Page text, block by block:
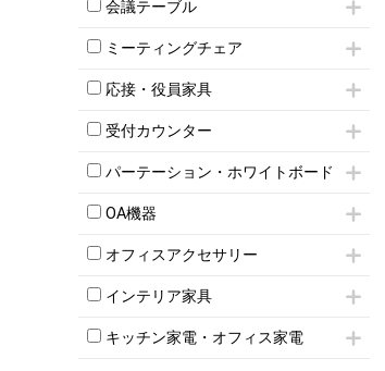
上下連結キャビネット
軽量ラック（スチールラック）
収納家具その他
オープン書庫
両開書庫
引き違い書庫
2人用ロッカー
3人用ロッカー
5人用ロッカー
8人用ロッカー
多人数ロッカー
シリンダー錠ロッカー
ダイヤル錠ロッカー
ボタン錠ロッカー
シューズロッカー・下駄箱
ロッカーその他
会議テーブル
ミーティングテーブル
スタッキングテーブル
ネスティングテーブル
カウンターテーブル
T字脚テーブル
会議テーブルW1200～
会議テーブルW1800～
折りたたみ会議テーブル
ハイテーブル
ミーティングチェア
キャスター付きミーティングチェア
スタッキングミーティングチェア
テーブル付きミーティングチェア
折りたたみミーティングチェア
ハイチェア
ミーティングチェアその他
応接・役員家具
応接セット
応接ソファ
応接チェア
応接・役員家具その他
受付カウンター
ハイカウンター
ローカウンター
ラウンジカウンター
パーテーション・ホワイトボード
パーテーション
自立タイプパーテーション
パーテーションその他
壁掛けホワイトボード
ホワイトボードその他
OA機器
iPad
電話機（ビジネスフォン）
シュレッダー
スクリーン
オフィスアクセサリー
チェア用台車
演台・講演台・演説台
防音パネル
インテリア家具
モールドチェア
ダイニングチェア
キッチン家電・オフィス家電